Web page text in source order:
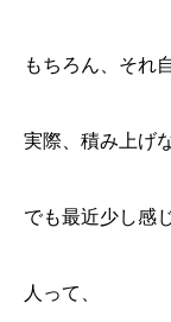
もちろん、それ
実際、積み上げ
でも最近少し感
人って、